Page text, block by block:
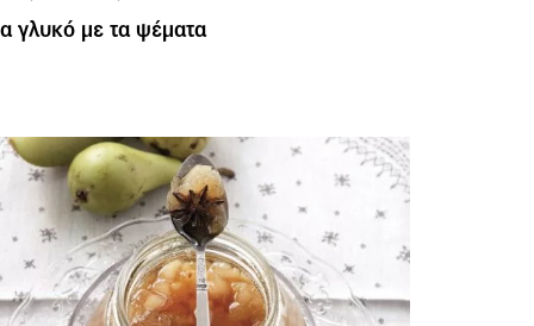
γλυκό με τα ψέματα